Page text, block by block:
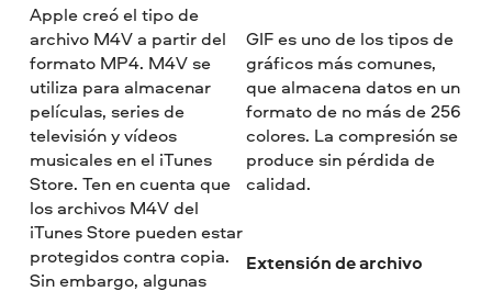
Apple creó el tipo de
archivo M4V a partir del
formato MP4. M4V se
utiliza para almacenar
películas, series de
televisión y vídeos
musicales en el iTunes
Store. Ten en cuenta que
los archivos M4V del
iTunes Store pueden estar
protegidos contra copia.
Sin embargo, algunas
GIF es uno de los tipos de
gráficos más comunes,
que almacena datos en un
formato de no más de 256
colores. La compresión se
produce sin pérdida de
calidad.
Extensión de archivo